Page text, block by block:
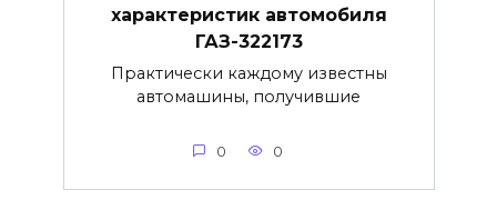
характеристик автомобиля
ГАЗ-322173
Практически каждому известны
автомашины, получившие
0 0